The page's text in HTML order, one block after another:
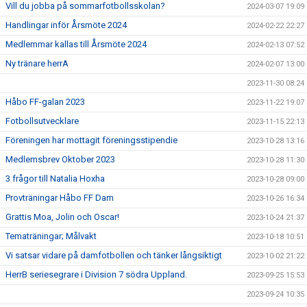
Vill du jobba på sommarfotbollsskolan? 2024-03-07 19:09
Handlingar inför Årsmöte 2024 2024-02-22 22:27
Medlemmar kallas till Årsmöte 2024 2024-02-13 07:52
Ny tränare herrA 2024-02-07 13:00
2023-11-30 08:24
Håbo FF-galan 2023 2023-11-22 19:07
Fotbollsutvecklare 2023-11-15 22:13
Föreningen har mottagit föreningsstipendie 2023-10-28 13:16
Medlemsbrev Oktober 2023 2023-10-28 11:30
3 frågor till Natalia Hoxha 2023-10-28 09:00
Provträningar Håbo FF Dam 2023-10-26 16:34
Grattis Moa, Jolin och Oscar! 2023-10-24 21:37
Tematräningar; Målvakt 2023-10-18 10:51
Vi satsar vidare på damfotbollen och tänker långsiktigt 2023-10-02 21:22
HerrB seriesegrare i Division 7 södra Uppland. 2023-09-25 15:53
2023-09-24 10:35